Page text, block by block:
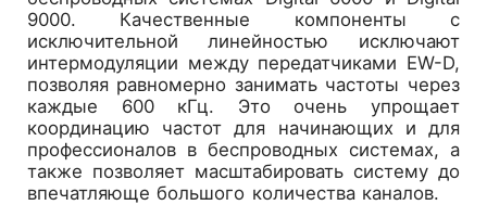
9000. Качественные компоненты с
исключительной линейностью исключают
интермодуляции между передатчиками EW-D,
позволяя равномерно занимать частоты через
каждые 600 кГц. Это очень упрощает
координацию частот для начинающих и для
профессионалов в беспроводных системах, а
также позволяет масштабировать систему до
впечатляюще большого количества каналов.